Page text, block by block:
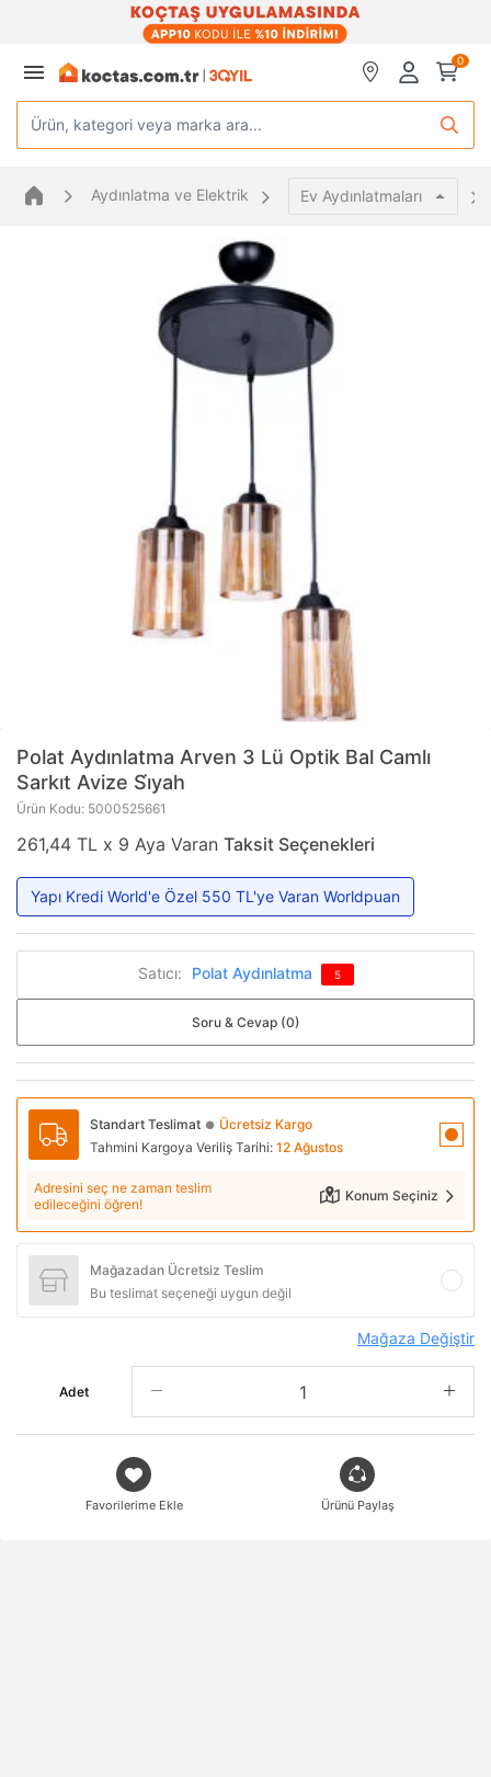
0
Ürün, kategori veya marka ara...
Aydınlatma ve Elektrik Ev Aydınlatmaları
Polat Aydınlatma Arven 3 Lü Optik Bal Camlı
Sarkıt Avize Si̇yah
Ürün Kodu: 5000525661
261,44 TL x 9 Aya Varan Taksit Seçenekleri
Yapı Kredi World'e Özel 550 TL'ye Varan Worldpuan
Satıcı: Polat Aydınlatma 5
Soru & Cevap (0)
Standart Teslimat ● Ücretsiz Kargo
Tahmini Kargoya Veriliş Tarihi: 12 Ağustos
Adresini seç ne zaman teslim
edileceğini öğren!
Konum Seçiniz
Mağazadan Ücretsiz Teslim
Bu teslimat seçeneği uygun değil
Mağaza Değiştir
Adet
Favorilerime Ekle Ürünü Paylaş